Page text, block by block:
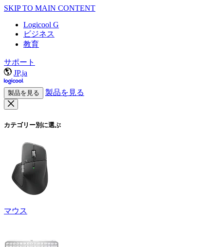
SKIP TO MAIN CONTENT
Logicool G
ビジネス
教育
サポート
JP,ja
製品を見る 製品を見る
カテゴリー別に選ぶ
マウス